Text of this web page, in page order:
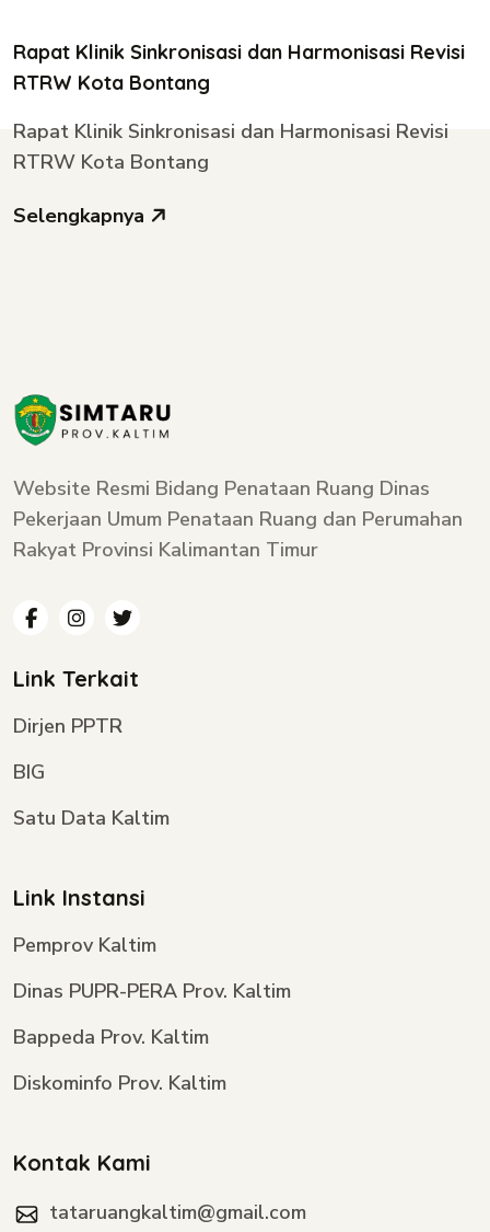
Rapat Klinik Sinkronisasi dan Harmonisasi Revisi
RTRW Kota Bontang
Rapat Klinik Sinkronisasi dan Harmonisasi Revisi
RTRW Kota Bontang
Selengkapnya
Website Resmi Bidang Penataan Ruang Dinas
Pekerjaan Umum Penataan Ruang dan Perumahan
Rakyat Provinsi Kalimantan Timur
Link Terkait
Dirjen PPTR
BIG
Satu Data Kaltim
Link Instansi
Pemprov Kaltim
Dinas PUPR-PERA Prov. Kaltim
Bappeda Prov. Kaltim
Diskominfo Prov. Kaltim
Kontak Kami
tataruangkaltim@gmail.com